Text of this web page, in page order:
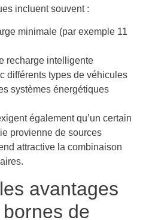
incluent souvent :
minimale (par exemple 11
recharge intelligente
différents types de véhicules
systèmes énergétiques
également qu’un certain
provienne de sources
attractive la combinaison
avantages
de